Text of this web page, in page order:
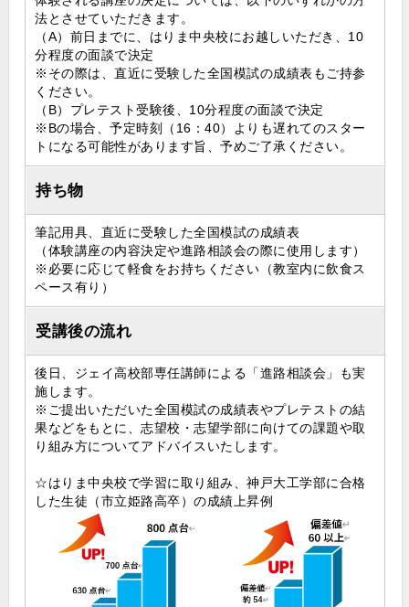
法とさせていただきます。
（A）前日までに、はりま中央校にお越しいただき、10
分程度の面談で決定
※その際は、直近に受験した全国模試の成績表もご持参
ください。
（B）プレテスト受験後、10分程度の面談で決定
※Bの場合、予定時刻（16：40）よりも遅れてのスター
トになる可能性があります旨、予めご了承ください。
持ち物
筆記用具、直近に受験した全国模試の成績表
（体験講座の内容決定や進路相談会の際に使用します）
※必要に応じて軽食をお持ちください（教室内に飲食ス
ペース有り）
受講後の流れ
後日、ジェイ高校部専任講師による「進路相談会」も実
施します。
※ご提出いただいた全国模試の成績表やプレテストの結
果などをもとに、志望校・志望学部に向けての課題や取
り組み方についてアドバイスいたします。
☆はりま中央校で学習に取り組み、神戸大工学部に合格
した生徒（市立姫路高卒）の成績上昇例